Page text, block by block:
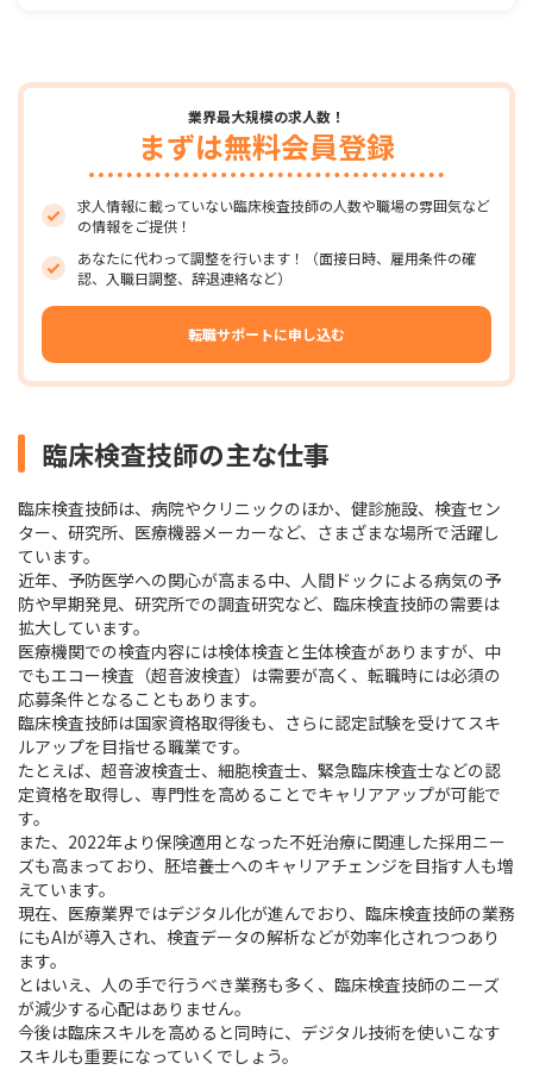
業界最大規模の求人数！
まずは無料会員登録
求人情報に載っていない臨床検査技師の人数や職場の雰囲気など
の情報をご提供！
あなたに代わって調整を行います！（面接日時、雇用条件の確
認、入職日調整、辞退連絡など）
転職サポートに申し込む
臨床検査技師の主な仕事
臨床検査技師は、病院やクリニックのほか、健診施設、検査セン
ター、研究所、医療機器メーカーなど、さまざまな場所で活躍し
ています。
近年、予防医学への関心が高まる中、人間ドックによる病気の予
防や早期発見、研究所での調査研究など、臨床検査技師の需要は
拡大しています。
医療機関での検査内容には検体検査と生体検査がありますが、中
でもエコー検査（超音波検査）は需要が高く、転職時には必須の
応募条件となることもあります。
臨床検査技師は国家資格取得後も、さらに認定試験を受けてスキ
ルアップを目指せる職業です。
たとえば、超音波検査士、細胞検査士、緊急臨床検査士などの認
定資格を取得し、専門性を高めることでキャリアアップが可能で
す。
また、2022年より保険適用となった不妊治療に関連した採用ニー
ズも高まっており、胚培養士へのキャリアチェンジを目指す人も増
えています。
現在、医療業界ではデジタル化が進んでおり、臨床検査技師の業務
にもAIが導入され、検査データの解析などが効率化されつつあり
ます。
とはいえ、人の手で行うべき業務も多く、臨床検査技師のニーズ
が減少する心配はありません。
今後は臨床スキルを高めると同時に、デジタル技術を使いこなす
スキルも重要になっていくでしょう。